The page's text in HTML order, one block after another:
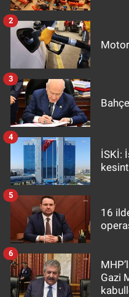
2
3
İSKİ:
4
16
5
Gazi
6